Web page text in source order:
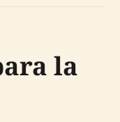
la